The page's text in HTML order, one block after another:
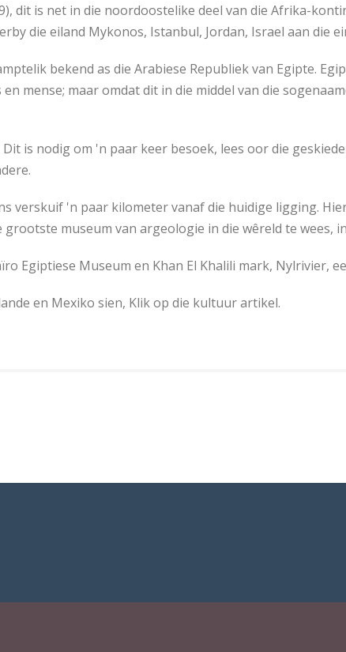
dit is net in die noordoostelike deel van die Afrika-
die eiland Mykonos, Istanbul, Jordan, Israel aan die
bekend as die Arabiese Republiek van Egipte.
mense; maar omdat dit in die middel van die
is nodig om 'n paar keer besoek, lees oor die
verskuif 'n paar kilometer vanaf die huidige ligging.
museum van argeologie in die wêreld te wees,
Egiptiese Museum en Khan El Khalili mark, Nylrivier,
en Mexiko sien, Klik op die kultuur artikel.